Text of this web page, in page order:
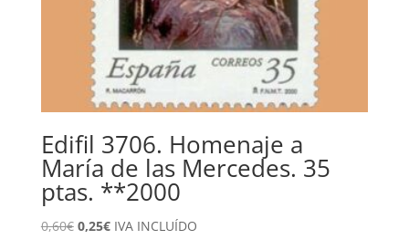
Edifil 3706. Homenaje a
María de las Mercedes. 35
ptas. **2000
0,60€ El
0,25€ElIVA INCLUÍDO